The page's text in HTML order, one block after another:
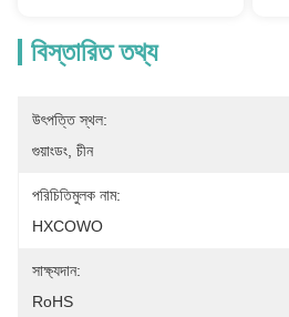
বিস্তারিত তথ্য
উৎপত্তি স্থল:
গুয়াংডং, চীন
পরিচিতিমুলক নাম:
HXCOWO
সাক্ষ্যদান:
RoHS